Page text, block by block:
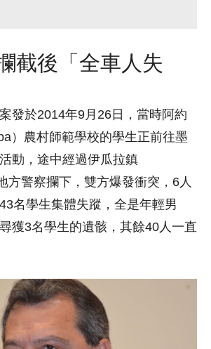
截後「全車人失
發於2014年9月26日，當時阿約
）農村師範學校的學生正前往墨
動，途中經過伊瓜拉鎮
方警察攔下，雙方爆發衝突，6人
名學生集體失蹤，全是年輕男
獲3名學生的遺骸，其餘40人一直